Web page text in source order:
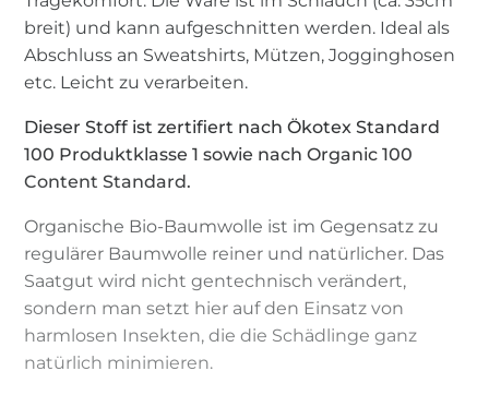
breit) und kann aufgeschnitten werden. Ideal als
Abschluss an Sweatshirts, Mützen, Jogginghosen
etc. Leicht zu verarbeiten.
Dieser Stoff ist zertifiert nach Ökotex Standard
100 Produktklasse 1 sowie nach Organic 100
Content Standard.
Organische Bio-Baumwolle ist im Gegensatz zu
regulärer Baumwolle reiner und natürlicher. Das
Saatgut wird nicht gentechnisch verändert,
sondern man setzt hier auf den Einsatz von
harmlosen Insekten, die die Schädlinge ganz
natürlich minimieren.